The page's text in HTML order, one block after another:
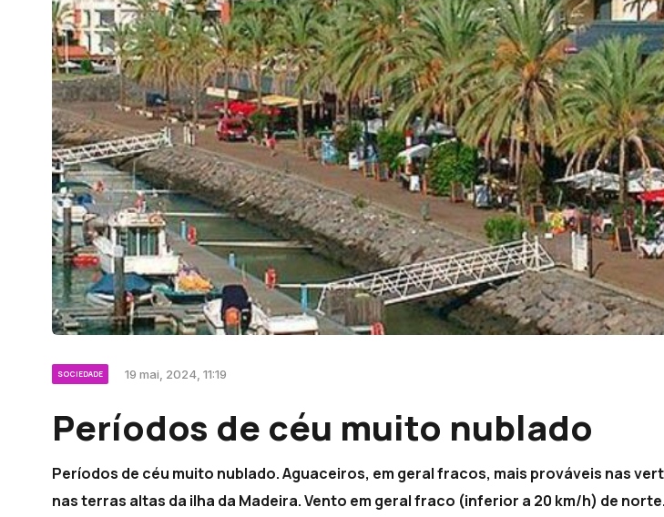
SOCIEDADE 19 mai, 2024, 11:19
Períodos de céu muito nublado
Períodos de céu muito nublado. Aguaceiros, em geral fracos, mais prováveis nas
nas terras altas da ilha da Madeira. Vento em geral fraco (inferior a 20 km/h) de norte.